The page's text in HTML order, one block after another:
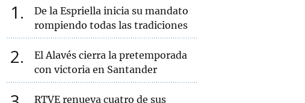
1
De la Espriella inicia su mandato
rompiendo todas las tradiciones
2
El Alavés cierra la pretemporada
con victoria en Santander
RTVE renueva cuatro de sus